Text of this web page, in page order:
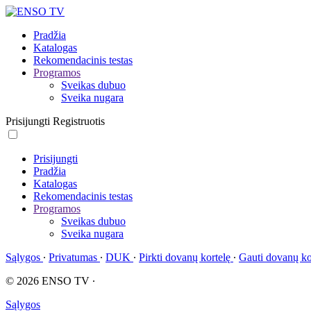
Pradžia
Katalogas
Rekomendacinis testas
Programos
Sveikas dubuo
Sveika nugara
Prisijungti Registruotis
Prisijungti
Pradžia
Katalogas
Rekomendacinis testas
Programos
Sveikas dubuo
Sveika nugara
Sąlygos ∙ Privatumas ∙ DUK ∙ Pirkti dovanų kortelę ∙ Gauti dovanų
© 2026 ENSO TV ∙
Sąlygos